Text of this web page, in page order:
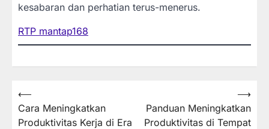
kesabaran dan perhatian terus-menerus.
RTP mantap168
Post
navigation
⟵
Cara Meningkatkan
Produktivitas Kerja di Era
Panduan Meningkatkan
Produktivitas di Tempat
⟶